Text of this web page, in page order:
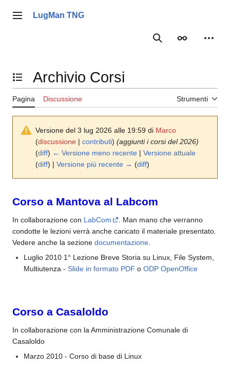
Menu principale
LugMan TNG
RicercaAspetto
Mostra/Nascondi l'indice
Archivio Corsi
Pagina Discussione Strumenti
Versione del 3 lug 2026 alle 19:59 di Marco
(discussione | contributi) (aggiunti i corsi del 2026)
(diff) ← Versione meno recente | Versione attuale
(diff) | Versione più recente → (diff)
Corso a Mantova al Labcom
In collaborazione con LabCom
. Man mano che verranno
condotte le lezioni verrà anche caricato il materiale presentato.
Vedere anche la sezione documentazione.
Luglio 2010 1° Lezione Breve Storia su Linux, File System,
Multiutenza -Slide in formato PDF oODP OpenOffice
Corso a Casaloldo
In collaborazione con la Amministrazione Comunale di
Casaloldo
Marzo 2010 - Corso di base di Linux